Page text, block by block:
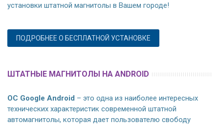
установки штатной магнитолы в Вашем городе!
ПОДРОБНЕЕ О БЕСПЛАТНОЙ УСТАНОВКЕ
ШТАТНЫЕ МАГНИТОЛЫ НА ANDROID
ОС Google Android – это одна из наиболее интересных
технических характеристик современной штатной
автомагнитолы, которая дает пользователю свободу